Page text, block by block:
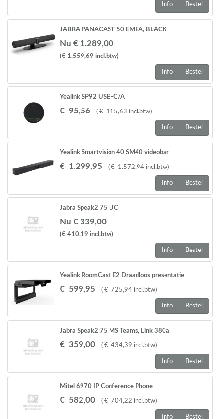
Info Bestel
JABRA PANACAST 50 EMEA, BLACK
Nu € 1.289,00
(€ 1.559,69 incl.btw)
Info Bestel
Yealink SP92 USB-C/A
€ 95,56 ( € 115,63 incl.btw)
Info Bestel
Yealink Smartvision 40 SM40 videobar
€ 1.299,95 ( € 1.572,94 incl.btw)
Info Bestel
Jabra Speak2 75 UC
Nu € 339,00
(€ 410,19 incl.btw)
Info Bestel
Yealink RoomCast E2 Draadloos presentatie
€ 599,95 ( € 725,94 incl.btw)
Info Bestel
Jabra Speak2 75 MS Teams, Link 380a
€ 359,00 ( € 434,39 incl.btw)
Info Bestel
Mitel 6970 IP Conference Phone
€ 582,00 ( € 704,22 incl.btw)
Info Bestel